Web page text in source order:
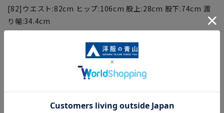
[82]ウエスト:82cm ヒップ:106cm 股上:28cm 股下:74cm 渡
り幅:34.4cm
[85]ウエスト:85cm ヒップ:109cm 股上:28.5cm 股下:74cm
[88]ウエスト:88cm ヒップ:112cm 股上:29cm 股下:74cm 渡
[91]ウエスト:91cm ヒップ:115cm 股上:29.5cm 股下:74cm
渡り幅:36.2cm